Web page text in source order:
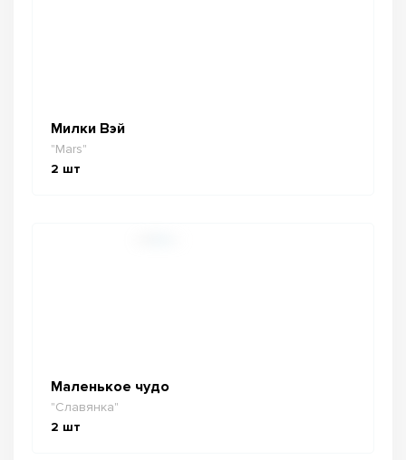
Милки Вэй
"Mars"
2 шт
Маленькое чудо
"Славянка"
2 шт